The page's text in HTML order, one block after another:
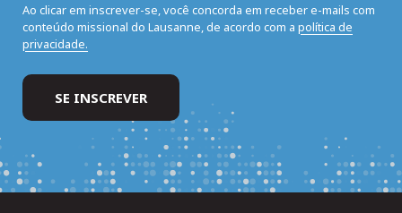
Ao clicar em inscrever-se, você concorda em receber e-mails com
conteúdo missional do Lausanne, de acordo com a política de
privacidade.